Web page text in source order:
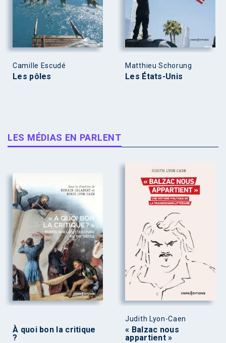
Camille Escudé
Les pôles
Matthieu Schorung
Les États-Unis
LES MÉDIAS EN PARLENT
À quoi bon la critique
?
Judith Lyon-Caen
« Balzac nous
appartient »